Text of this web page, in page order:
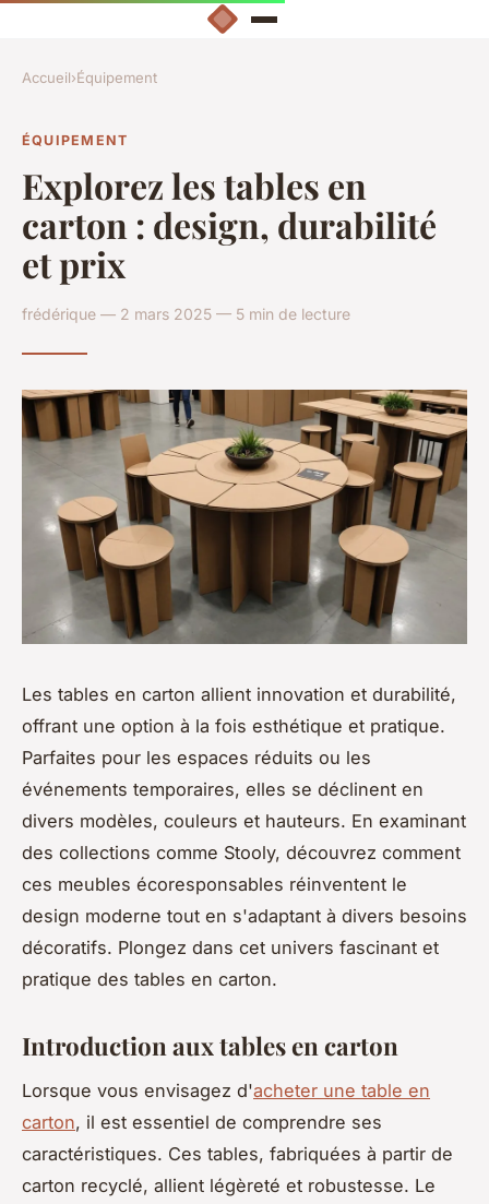
Accueil›Équipement
ÉQUIPEMENT
Explorez les tables en
carton : design, durabilité
et prix
frédérique — 2 mars 2025 — 5 min de lecture
Les tables en carton allient innovation et durabilité,
offrant une option à la fois esthétique et pratique.
Parfaites pour les espaces réduits ou les
événements temporaires, elles se déclinent en
divers modèles, couleurs et hauteurs. En examinant
des collections comme Stooly, découvrez comment
ces meubles écoresponsables réinventent le
design moderne tout en s'adaptant à divers besoins
décoratifs. Plongez dans cet univers fascinant et
pratique des tables en carton.
Introduction aux tables en carton
Lorsque vous envisagez d'acheter une table en
carton, il est essentiel de comprendre ses
caractéristiques. Ces tables, fabriquées à partir de
carton recyclé, allient légèreté et robustesse. Le